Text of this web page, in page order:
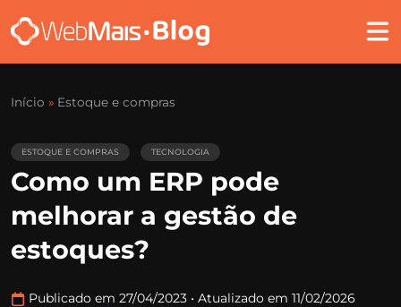
Início » Estoque e compras
ESTOQUE E COMPRAS TECNOLOGIA
Como um ERP pode
melhorar a gestão de
estoques?
Publicado em 27/04/2023 • Atualizado em 11/02/2026